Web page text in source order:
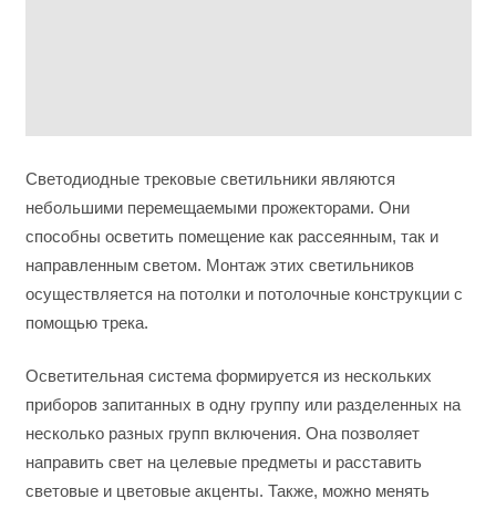
Светодиодные трековые светильники являются
небольшими перемещаемыми прожекторами. Они
способны осветить помещение как рассеянным, так и
направленным светом. Монтаж этих светильников
осуществляется на потолки и потолочные конструкции с
помощью трека.
Осветительная система формируется из нескольких
приборов запитанных в одну группу или разделенных на
несколько разных групп включения. Она позволяет
направить свет на целевые предметы и расставить
световые и цветовые акценты. Также, можно менять